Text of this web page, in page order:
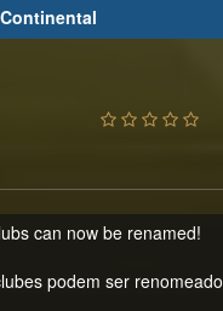
can now be renamed!
podem ser